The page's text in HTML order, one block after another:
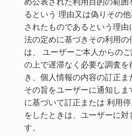
るという 理由又は偽りその
されたものであるという理
法の定めに基づきその利用
は、 ユーザーご本人からの
の上で遅滞なく必要な調査
き、個人情報の内容の訂正ま
その旨をユーザーに通知し
に基づいて訂正または 利用
をしたときは、ユーザーに
す。